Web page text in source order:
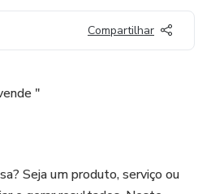
Compartilhar
"
Seja um produto, serviço ou